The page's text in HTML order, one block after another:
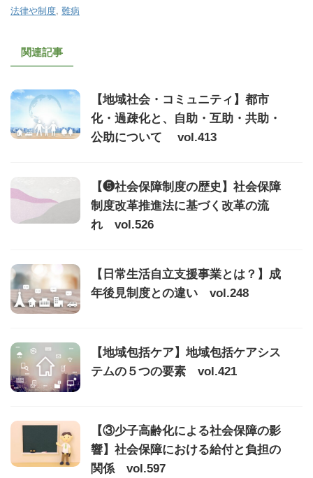
法律や制度, 難病
関連記事
【地域社会・コミュニティ】都市
化・過疎化と、自助・互助・共助・
公助について vol.413
【❺社会保障制度の歴史】社会保障
制度改革推進法に基づく改革の流
れ vol.526
【日常生活自立支援事業とは？】成
年後見制度との違い vol.248
【地域包括ケア】地域包括ケアシス
テムの５つの要素 vol.421
【③少子高齢化による社会保障の影
響】社会保障における給付と負担の
関係 vol.597